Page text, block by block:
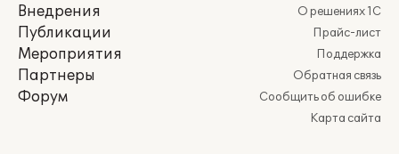
Внедрения
Публикации
Мероприятия
Партнеры
Форум
О решениях 1С
Прайс-лист
Поддержка
Обратная связь
Сообщить об ошибке
Карта сайта